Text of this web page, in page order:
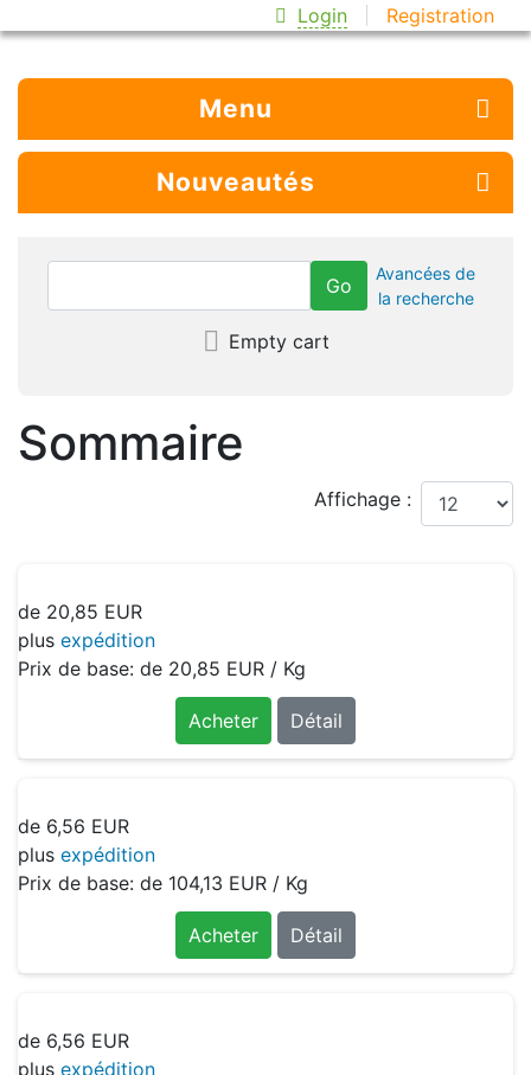
Login Registration
Menu
Nouveautés
Avancées de
la recherche
Empty cart
Sommaire
Affichage :
de 20,85 EUR
plus expédition
Prix de base: de 20,85 EUR / Kg
Acheter Détail
de 6,56 EUR
plus expédition
Prix de base: de 104,13 EUR / Kg
Acheter Détail
de 6,56 EUR
plus expédition